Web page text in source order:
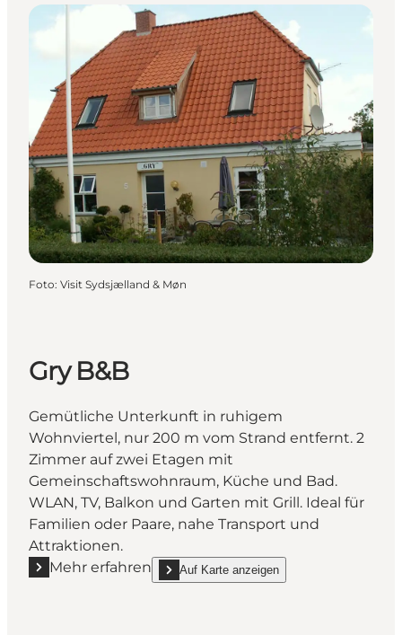
Foto: Visit Sydsjælland & Møn
Gry B&B
Gemütliche Unterkunft in ruhigem
Wohnviertel, nur 200 m vom Strand entfernt. 2
Zimmer auf zwei Etagen mit
Gemeinschaftswohnraum, Küche und Bad.
WLAN, TV, Balkon und Garten mit Grill. Ideal für
Familien oder Paare, nahe Transport und
Attraktionen.
Mehr erfahren
Mehr erfahren "Gry B&B"Auf Karte anzeigen
show Gry B&B on_map